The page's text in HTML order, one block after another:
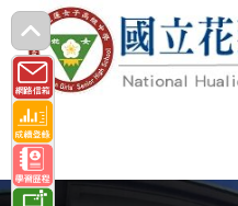
跳
轉
至
主
要
內